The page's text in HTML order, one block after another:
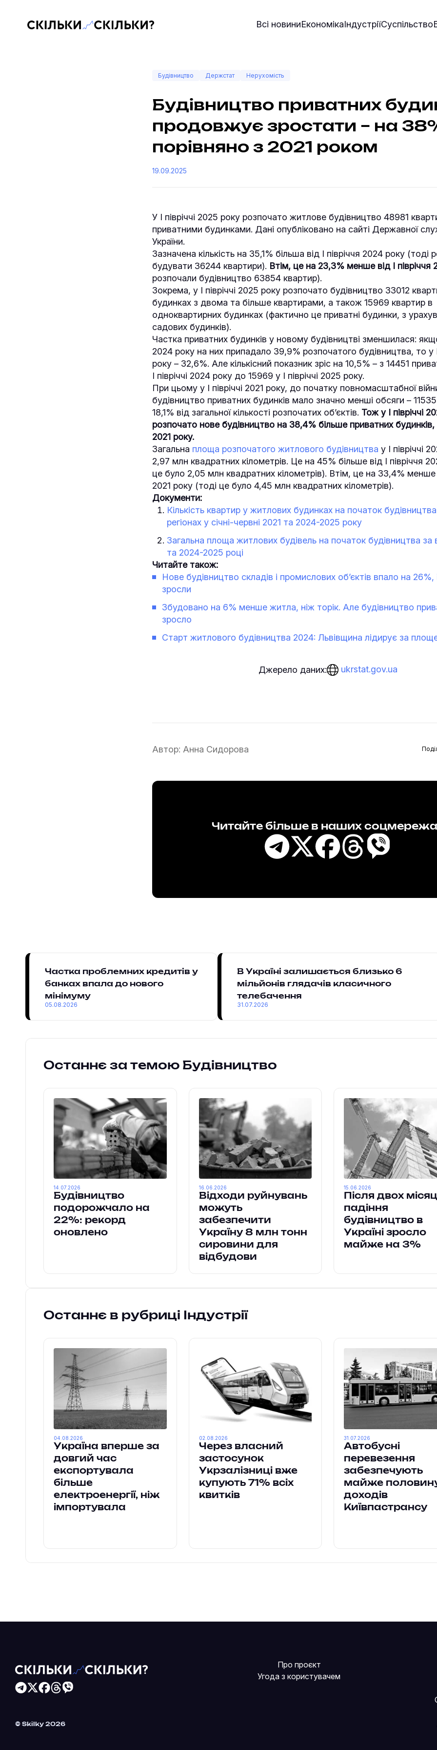
Скільки-скільки? — Медіа про суспільні дані Всі новиниЕкономікаІндустріїСуспільство
Будівництво Держстат Нерухомість
Будівництво приватних
продовжує зростати – на
порівняно з 2021 роком
19.09.2025
У І півріччі 2025 року розпочато житлове будівництво 48981
приватними будинками. Дані опубліковано на сайті Державної
України.
Зазначена кількість на 35,1% більша від І півріччя 2024 року (тоді
будувати 36244 квартири). Втім, це на 23,3% менше від І півріччя
розпочали будівництво 63854 квартир).
Зокрема, у І півріччі 2025 року розпочато будівництво 33012
будинках з двома та більше квартирами, а також 15969 квартир в
одноквартирних будинках (фактично це приватні будинки, з
садових будинків).
Частка приватних будинків у новому будівництві зменшилася: якщо
2024 року на них припадало 39,9% розпочатого будівництва, то у І
року – 32,6%. Але кількісний показник зріс на 10,5% – з 14451
І півріччі 2024 року до 15969 у І півріччі 2025 року.
При цьому у І півріччі 2021 року, до початку повномасштабної
будівництво приватних будинків мало значно менші обсяги –
18,1% від загальної кількості розпочатих об’єктів. Тож у І півріччі
розпочато нове будівництво на 38,4% більше приватних будинків,
2021 року.
Загальна площа розпочатого житлового будівництва у І півріччі
2,97 млн квадратних кілометрів. Це на 45% більше від І півріччя
це було 2,05 млн квадратних кілометрів). Втім, це на 33,4% менше
2021 року (тоді це було 4,45 млн квадратних кілометрів).
Документи:
Кількість квартир у житлових будинках на початок
регіонах у січні-червні 2021 та 2024-2025 року
Загальна площа житлових будівель на початок будівництва за
та 2024-2025 році
Читайте також:
Нове будівництво складів і промислових об’єктів впало на 26%,
зросли
Збудовано на 6% менше житла, ніж торік. Але будівництво
зросло
Старт житлового будівництва 2024: Львівщина лідирує за
Джерело даних: ukrstat.gov.ua
Автор: Анна Сидорова
Читайте більше в наших
Частка проблемних кредитів у
банках впала до нового
мінімуму
05.08.2026
В Україні залишається близько 6
мільйонів глядачів класичного
телебачення
31.07.2026
Останнє за темою Будівництво
Будівництво
подорожчало на
22%: рекорд
оновлено
14.07.2026
Відходи руйнувань
можуть
забезпечити
Україну 8 млн тонн
сировини для
відбудови
16.06.2026
Після двох
падіння
будівництво в
Україні зросло
майже на 3%
15.06.2026
Останнє в рубриці Індустрії
Україна вперше за
довгий час
експортувала
більше
електроенергії, ніж
імпортувала
04.08.2026
Через власний
застосунок
Укрзалізниці вже
купують 71% всіх
квитків
02.08.2026
Автобусні
перевезення
забезпечують
майже
доходів
Київпастрансу
31.07.2026
Читайте більше в наших соцмережах
© Skilky 2026
Про проєкт
Угода з користувачем